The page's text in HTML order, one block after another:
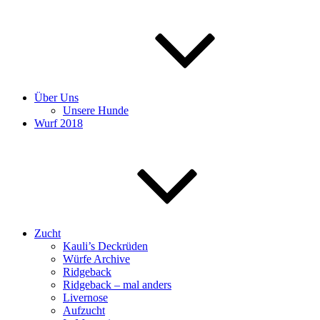
Über Uns
Unsere Hunde
Wurf 2018
Zucht
Kauli’s Deckrüden
Würfe Archive
Ridgeback
Ridgeback – mal anders
Livernose
Aufzucht